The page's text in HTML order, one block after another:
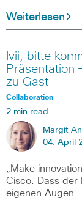
Weiterlesen
Ivii, bitte
Präsentation
zu Gast
Collaboration
2 min read
Margit
04. April
„Make
Cisco. Dass der
eigenen Augen –